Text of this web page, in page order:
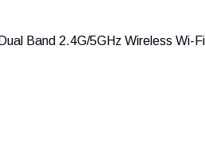
Band 2.4G/5GHz Wireless Wi-